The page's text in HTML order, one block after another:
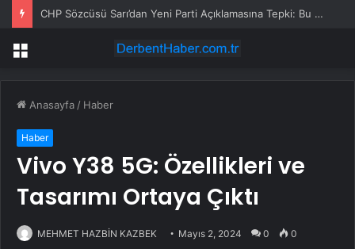
CHP Sözcüsü Sarı’dan Yeni Parti Açıklamasına Tepki: Bu Arkadaşlarımız Koltukçu
Menü
Anasayfa / Haber
Haber
Vivo Y38 5G: Özellikleri ve
Tasarımı Ortaya Çıktı
MEHMET HAZBİN KAZBEK Mayıs 2, 2024 0 0